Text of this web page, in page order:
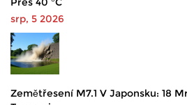
srp, 5 2026
Zemětřesení M7.1 V Japonsku: 18